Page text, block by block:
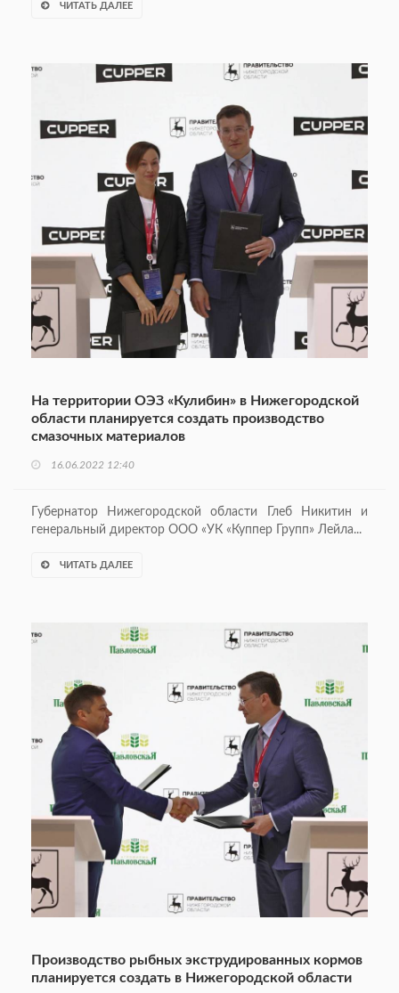
ЧИТАТЬ ДАЛЕЕ
На территории ОЭЗ «Кулибин» в Нижегородской
области планируется создать производство
смазочных материалов
16.06.2022 12:40
Губернатор Нижегородской области Глеб Никитин и
генеральный директор ООО «УК «Куппер Групп» Лейла...
ЧИТАТЬ ДАЛЕЕ
Производство рыбных экструдированных кормов
планируется создать в Нижегородской области